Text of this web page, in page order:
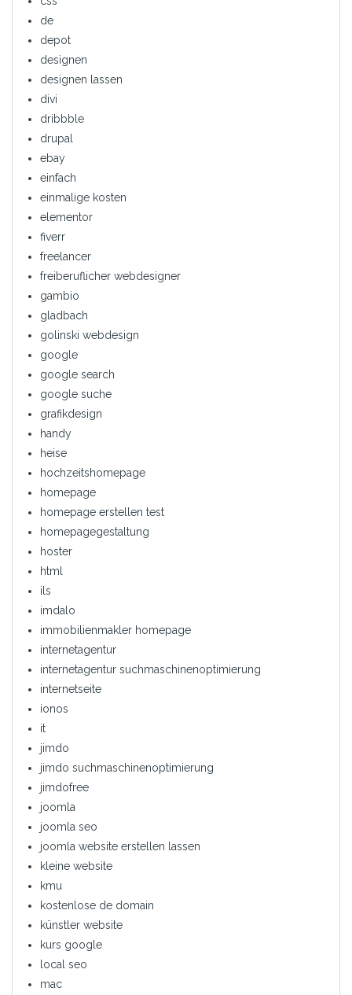
de
depot
designen
designen lassen
divi
dribbble
drupal
ebay
einfach
einmalige kosten
elementor
fiverr
freelancer
freiberuflicher webdesigner
gambio
gladbach
golinski webdesign
google
google search
google suche
grafikdesign
handy
heise
hochzeitshomepage
homepage
homepage erstellen test
homepagegestaltung
hoster
html
ils
imdalo
immobilienmakler homepage
internetagentur
internetagentur suchmaschinenoptimierung
internetseite
ionos
it
jimdo
jimdo suchmaschinenoptimierung
jimdofree
joomla
joomla seo
joomla website erstellen lassen
kleine website
kmu
kostenlose de domain
künstler website
kurs google
local seo
mac